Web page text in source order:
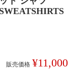
販売価格 ¥11,000